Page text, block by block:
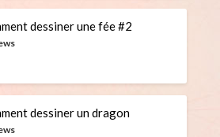
dessiner une fée #2
dessiner un dragon